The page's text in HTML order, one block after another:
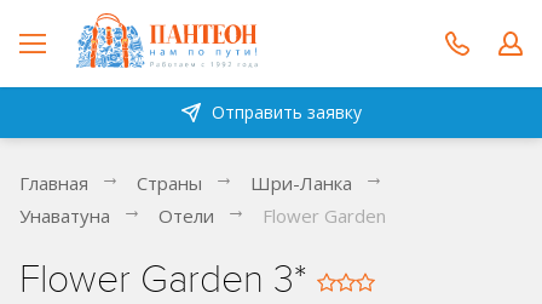
Отправить заявку
Главная Страны
Шри-Ланка
Унаватуна
Отели Flower Garden
Flower Garden 3*